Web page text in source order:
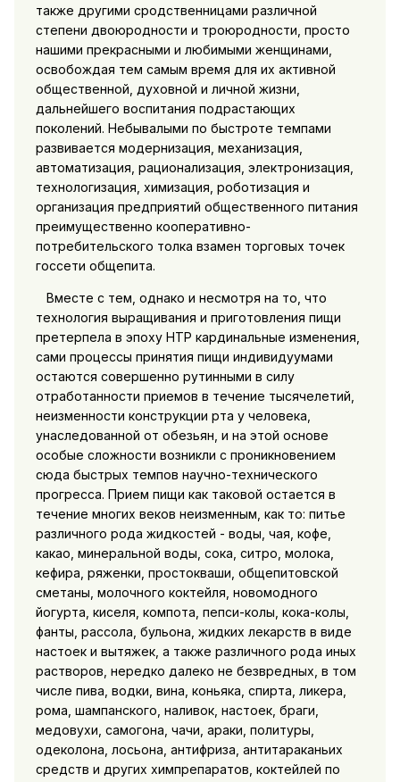
также другими сродственницами различной
степени двоюродности и троюродности, просто
нашими прекрасными и любимыми женщинами,
освобождая тем самым время для их активной
общественной, духовной и личной жизни,
дальнейшего воспитания подрастающих
поколений. Небывалыми по быстроте темпами
развивается модернизация, механизация,
автоматизация, рационализация, электронизация,
технологизация, химизация, роботизация и
организация предприятий общественного питания
преимущественно кооперативно-
потребительского толка взамен торговых точек
госсети общепита.
Вместе с тем, однако и несмотря на то, что
технология выращивания и приготовления пищи
претерпела в эпоху НТР кардинальные изменения,
сами процессы принятия пищи индивидуумами
остаются совершенно рутинными в силу
отработанности приемов в течение тысячелетий,
неизменности конструкции рта у человека,
унаследованной от обезьян, и на этой основе
особые сложности возникли с проникновением
сюда быстрых темпов научно-технического
прогресса. Прием пищи как таковой остается в
течение многих веков неизменным, как то: питье
различного рода жидкостей - воды, чая, кофе,
какао, минеральной воды, сока, ситро, молока,
кефира, ряженки, простокваши, общепитовской
сметаны, молочного коктейля, новомодного
йогурта, киселя, компота, пепси-колы, кока-колы,
фанты, рассола, бульона, жидких лекарств в виде
настоек и вытяжек, а также различного рода иных
растворов, нередко далеко не безвредных, в том
числе пива, водки, вина, коньяка, спирта, ликера,
рома, шампанского, наливок, настоек, браги,
медовухи, самогона, чачи, араки, политуры,
одеколона, лосьона, антифриза, антитараканьих
средств и других химпрепаратов, коктейлей по